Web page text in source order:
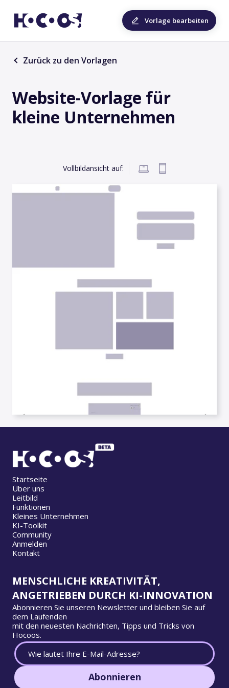
Vorlage bearbeiten
Zurück zu den Vorlagen
Website-Vorlage für
kleine Unternehmen
Vollbildansicht auf:
Startseite
Über uns
Leitbild
Funktionen
Kleines Unternehmen
KI-Toolkit
Community
Anmelden
Kontakt
MENSCHLICHE KREATIVITÄT,
ANGETRIEBEN DURCH KI-INNOVATION
Abonnieren Sie unseren Newsletter und bleiben Sie auf
dem Laufenden
mit den neuesten Nachrichten, Tipps und Tricks von
Hocoos.
Abonnieren